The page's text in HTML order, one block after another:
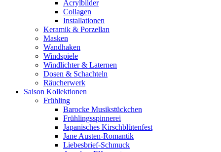
Acrylbilder
Collagen
Installationen
Keramik & Porzellan
Masken
Wandhaken
Windspiele
Windlichter & Laternen
Dosen & Schachteln
Räucherwerk
Saison Kollektionen
Frühling
Barocke Musikstückchen
Frühlingsspinnerei
Japanisches Kirschblütenfest
Jane Austen-Romantik
Liebesbrief-Schmuck